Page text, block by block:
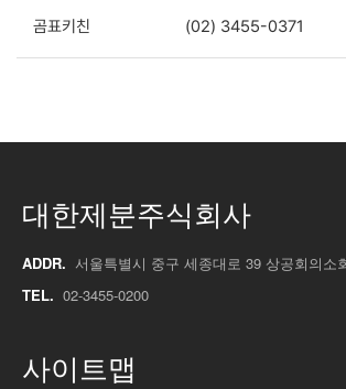
곰표키친 (02) 3455-0371
대한제분주식회사
ADDR. 서울특별시 중구 세종대로 39 상공회의소
TEL. 02-3455-0200
사이트맵